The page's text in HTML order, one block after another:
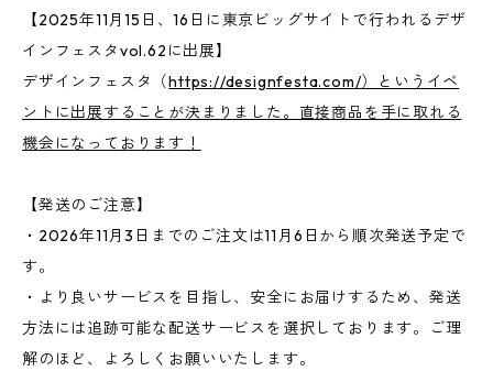
【2025年11月15日、16日に東京ビッグサイトで行われるデザ
インフェスタvol.62に出展】
デザインフェスタ（https://designfesta.com/）というイベ
ントに出展することが決まりました。直接商品を手に取れる
機会になっております！
【発送のご注意】
・2026年11月3日までのご注文は11月6日から順次発送予定で
す。
・より良いサービスを目指し、安全にお届けするため、発送
方法には追跡可能な配送サービスを選択しております。ご理
解のほど、よろしくお願いいたします。